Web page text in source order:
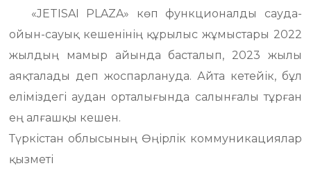
«JETISAI PLAZA» көп функционалды сауда-
ойын-сауық кешенінің құрылыс жұмыстары 2022
жылдың мамыр айында басталып, 2023 жылы
аяқталады деп жоспарлануда. Айта кетейік, бұл
еліміздегі аудан орталығында салынғалы тұрған
ең алғашқы кешен.
Түркістан облысының Өңірлік коммуникациялар
қызметі